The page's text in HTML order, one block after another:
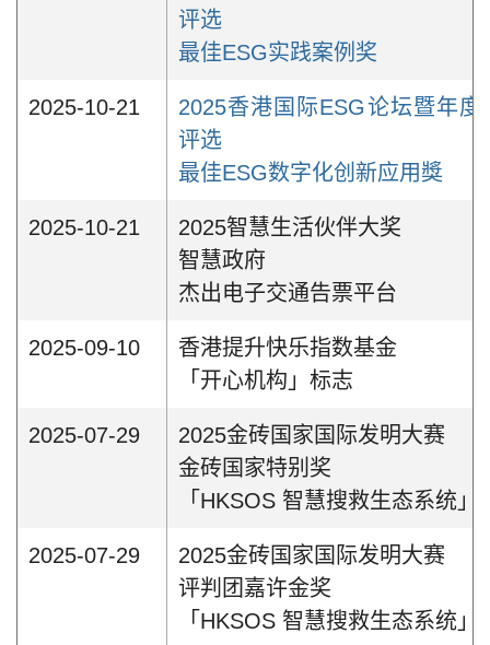
评选
最佳ESG实践案例奖
2025-10-21
2025香港国际ESG论坛暨年度
评选
最佳ESG数字化创新应用獎
2025-10-21
2025智慧生活伙伴大奖
智慧政府
杰出电子交通告票平台
2025-09-10
香港提升快乐指数基金
「开心机构」标志
2025-07-29
2025金砖国家国际发明大赛
金砖国家特别奖
「HKSOS 智慧搜救生态系统」
2025-07-29
2025金砖国家国际发明大赛
评判团嘉许金奖
「HKSOS 智慧搜救生态系统」